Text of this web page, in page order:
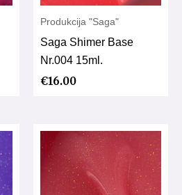
Produkcija "Saga"
Saga Shimer Base
Nr.004 15ml.
€16.00